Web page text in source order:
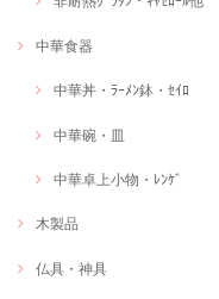
中華食器
中華丼・ﾗｰﾒﾝ鉢・ｾｲﾛ
中華碗・皿
中華卓上小物・ﾚﾝｹﾞ
木製品
仏具・神具